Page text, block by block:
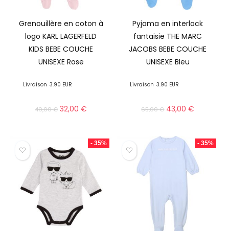
Grenouillère en coton à
logo KARL LAGERFELD
KIDS BEBE COUCHE
UNISEXE Rose
Livraison 3.90 EUR
49,00€ 32,00€
Pyjama en interlock
fantaisie THE MARC
JACOBS BEBE COUCHE
UNISEXE Bleu
Livraison 3.90 EUR
65,00€ 43,00€
- 35% - 35%